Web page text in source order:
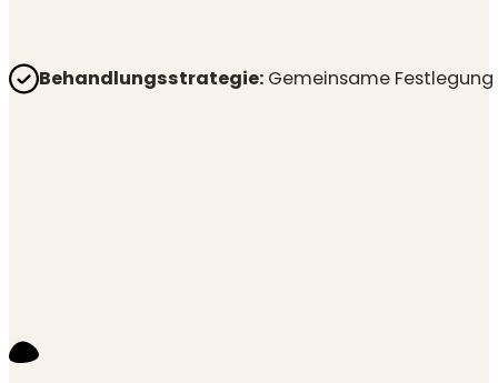
Behandlungsstrategie:Gemeinsame